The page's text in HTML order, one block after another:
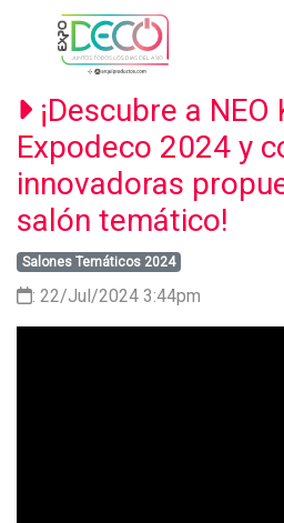
¡Descubre a NEO
Expodeco 2024 y
innovadoras
salón temático!
Salones Temáticos 2024
: 22/Jul/2024 3:44pm